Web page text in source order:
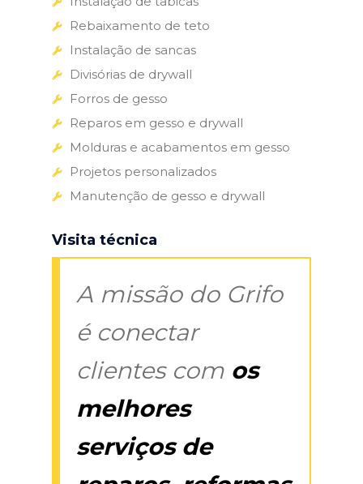
Rebaixamento de teto
Instalação de sancas
Divisórias de drywall
Forros de gesso
Reparos em gesso e drywall
Molduras e acabamentos em gesso
Projetos personalizados
Manutenção de gesso e drywall
Visita técnica
A missão do Grifo
é conectar
clientes com os
melhores
serviços de